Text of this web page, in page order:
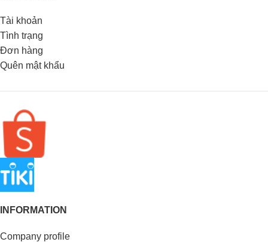
Tài khoản
Tình trạng
Đơn hàng
Quên mật khẩu
INFORMATION
Company profile